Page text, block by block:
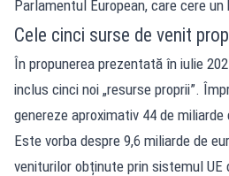
Parlamentul European, care cere
Cele cinci surse de venit
În propunerea prezentată în iulie
inclus cinci noi „resurse proprii”.
genereze aproximativ 44 de miliarde
Este vorba despre 9,6 miliarde de
veniturilor obținute prin sistemul UE